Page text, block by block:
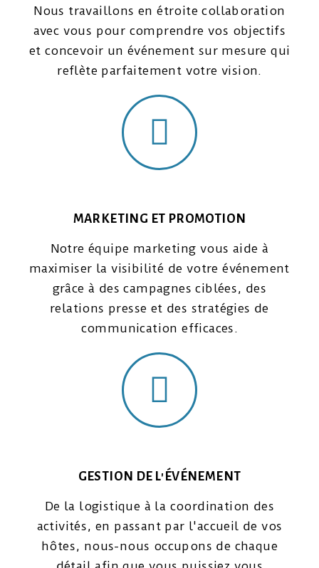
Nous travaillons en étroite collaboration
avec vous pour comprendre vos objectifs
et concevoir un événement sur mesure qui
reflète parfaitement votre vision.
MARKETING ET PROMOTION
Notre équipe marketing vous aide à
maximiser la visibilité de votre événement
grâce à des campagnes ciblées, des
relations presse et des stratégies de
communication efficaces.
GESTION DE L'ÉVÉNEMENT
De la logistique à la coordination des
activités, en passant par l'accueil de vos
hôtes, nous-nous occupons de chaque